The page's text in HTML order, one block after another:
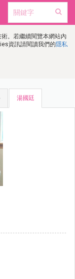
。若繼續閱覽本網站內
資訊請閱讀我們的隱私
湯國廷